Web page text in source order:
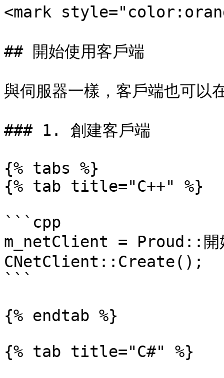
<mark
## 開始使用客戶端
與伺服器一樣，客戶端也可以
### 1. 創建客戶端
{% tabs %}
{% tab title="C++" %}
```cpp
m_netClient = Proud::開
CNetClient::Create();
```
{% endtab %}
{% tab title="C#" %}